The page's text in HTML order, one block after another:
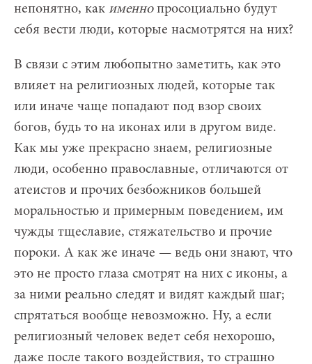
непонятно, как именнопросоциально будут
себя вести люди, которые насмотрятся на них?
В связи с этим любопытно заметить, как это
влияет на религиозных людей, которые так
или иначе чаще попадают под взор своих
богов, будь то на иконах или в другом виде.
Как мы уже прекрасно знаем, религиозные
люди, особенно православные, отличаются от
атеистов и прочих безбожников большей
моральностью и примерным поведением, им
чужды тщеславие, стяжательство и прочие
пороки. А как же иначе — ведь они знают, что
это не просто глаза смотрят на них с иконы, а
за ними реально следят и видят каждый шаг;
спрятаться вообще невозможно. Ну, а если
религиозный человек ведет себя нехорошо,
даже после такого воздействия, то страшно